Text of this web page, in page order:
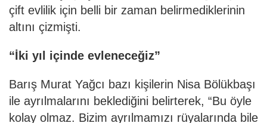
çift evlilik için belli bir zaman belirmediklerinin
altını çizmişti.
“İki yıl içinde evleneceğiz”
Barış Murat Yağcı bazı kişilerin Nisa Bölükbaşı
ile ayrılmalarını beklediğini belirterek, “Bu öyle
kolay olmaz. Bizim ayrılmamızı rüyalarında bile